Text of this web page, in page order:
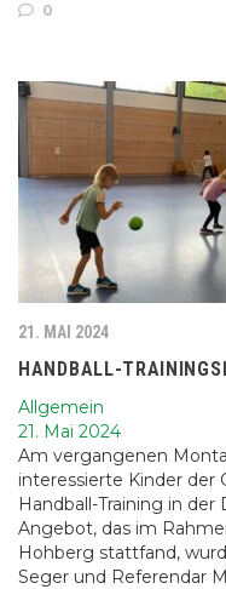
0
21. MAI 2024
HANDBALL-
Allgemein
21. Mai 2024
Am vergangenen
interessierte Kinder der
Handball-Training in der
Angebot, das im
Hohberg stattfand,
Seger und Referendar